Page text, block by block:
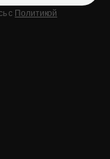
с Политикой